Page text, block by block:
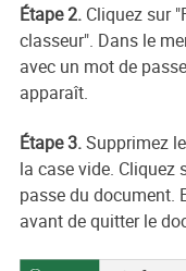
Étape 2. Cliquez sur
classeur". Dans le
avec un mot de
apparaît.
Étape 3.Supprimez
la case vide. Cliquez
passe du document.
avant de quitter le